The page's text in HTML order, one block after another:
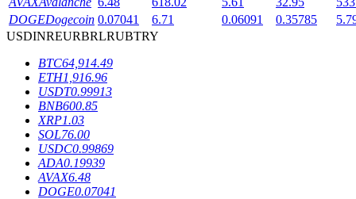
Blocages BTR
Des investissements exclusifs pour les détenteurs de BTR
DOGEDogecoin 0.07041 6.71 0.06091 0.35785
USDINREURBRLRUBTRY
BTC64,914.49
ETH1,916.96
USDT0.99913
BNB600.85
XRP1.03
SOL76.00
USDC0.99869
ADA0.19939
AVAX6.48
DOGE0.07041